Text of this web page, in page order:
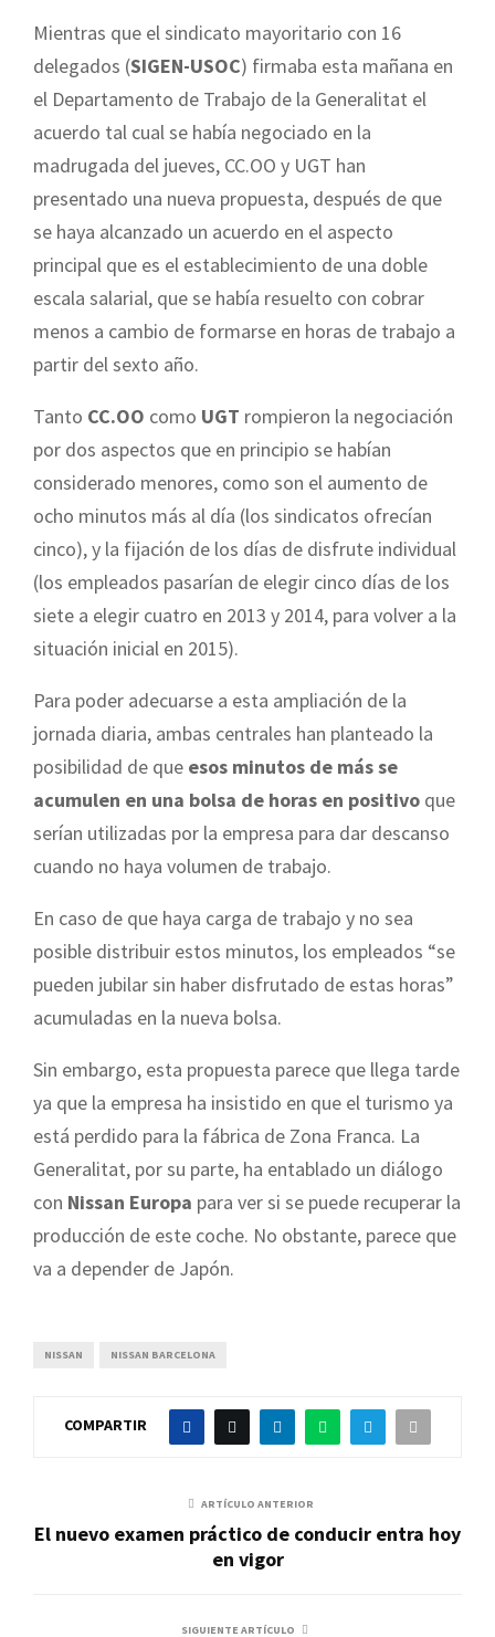
Mientras que el sindicato mayoritario con 16
delegados (SIGEN-USOC) firmaba esta mañana en
el Departamento de Trabajo de la Generalitat el
acuerdo tal cual se había negociado en la
madrugada del jueves, CC.OO y UGT han
presentado una nueva propuesta, después de que
se haya alcanzado un acuerdo en el aspecto
principal que es el establecimiento de una doble
escala salarial, que se había resuelto con cobrar
menos a cambio de formarse en horas de trabajo a
partir del sexto año.
Tanto CC.OO como UGT rompieron la negociación
por dos aspectos que en principio se habían
considerado menores, como son el aumento de
ocho minutos más al día (los sindicatos ofrecían
cinco), y la fijación de los días de disfrute individual
(los empleados pasarían de elegir cinco días de los
siete a elegir cuatro en 2013 y 2014, para volver a la
situación inicial en 2015).
Para poder adecuarse a esta ampliación de la
jornada diaria, ambas centrales han planteado la
posibilidad de que esos minutos de más se
acumulen en una bolsa de horas en positivo que
serían utilizadas por la empresa para dar descanso
cuando no haya volumen de trabajo.
En caso de que haya carga de trabajo y no sea
posible distribuir estos minutos, los empleados “se
pueden jubilar sin haber disfrutado de estas horas”
acumuladas en la nueva bolsa.
Sin embargo, esta propuesta parece que llega tarde
ya que la empresa ha insistido en que el turismo ya
está perdido para la fábrica de Zona Franca. La
Generalitat, por su parte, ha entablado un diálogo
con Nissan Europa para ver si se puede recuperar la
producción de este coche. No obstante, parece que
va a depender de Japón.
NISSAN NISSAN BARCELONA
COMPARTIR
ARTÍCULO ANTERIOR
El nuevo examen práctico de conducir entra hoy
en vigor
SIGUIENTE ARTÍCULO